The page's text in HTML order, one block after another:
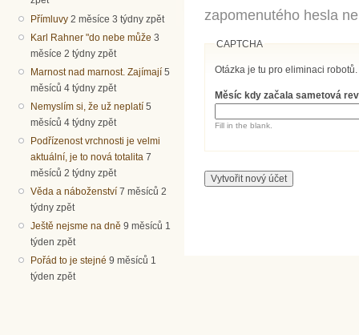
Přímluvy 2 měsíce 3 týdny zpět
Karl Rahner "do nebe může 3
měsíce 2 týdny zpět
Marnost nad marnost. Zajímají 5
měsíců 4 týdny zpět
Nemyslím si, že už neplatí 5
měsíců 4 týdny zpět
Podřízenost vrchnosti je velmi
aktuální, je to nová totalita 7
měsíců 2 týdny zpět
Věda a náboženství 7 měsíců 2
týdny zpět
Ještě nejsme na dně 9 měsíců 1
týden zpět
Pořád to je stejné 9 měsíců 1
týden zpět
zapomenutého hesla
CAPTCHA
Otázka je tu pro eliminaci robotů.
Měsíc kdy začala sametová
Fill in the blank.